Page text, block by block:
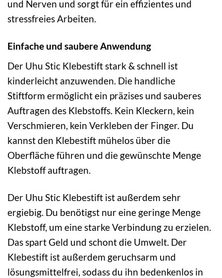
und Nerven und sorgt für ein effizientes und
stressfreies Arbeiten.
Einfache und saubere Anwendung
Der Uhu Stic Klebestift stark & schnell ist
kinderleicht anzuwenden. Die handliche
Stiftform ermöglicht ein präzises und sauberes
Auftragen des Klebstoffs. Kein Kleckern, kein
Verschmieren, kein Verkleben der Finger. Du
kannst den Klebestift mühelos über die
Oberfläche führen und die gewünschte Menge
Klebstoff auftragen.
Der Uhu Stic Klebestift ist außerdem sehr
ergiebig. Du benötigst nur eine geringe Menge
Klebstoff, um eine starke Verbindung zu erzielen.
Das spart Geld und schont die Umwelt. Der
Klebestift ist außerdem geruchsarm und
lösungsmittelfrei, sodass du ihn bedenkenlos in